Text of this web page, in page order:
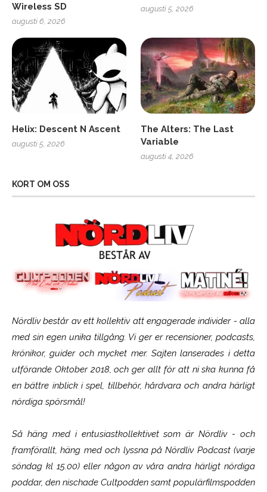
Wireless SD
augusti 6, 2026
augusti 5, 2026
Helix: Descent N Ascent
augusti 5, 2026
The Alters: The Last
Variable
augusti 4, 2026
KORT OM OSS
Nördliv består av ett kollektiv att engagerade individer - alla
med sin egen unika tillgång. Vi ger er recensioner, podcasts,
krönikor, guider och mycket mer. Sajten lanserades i detta
utförande Oktober 2018, och ger allt för att ni ska kunna få
en bättre inblick i spel, tillbehör, hårdvara och andra härligt
nördiga spörsmål!
Så häng med i entusiastkollektivet som ärNördliv- och
framförallt, häng med och lyssna på Nördliv Podcast (varje
söndag kl 15.00) eller någon av våra andra härligt nördiga
poddar, den nischade Cultpodden samt populärfilmspodden